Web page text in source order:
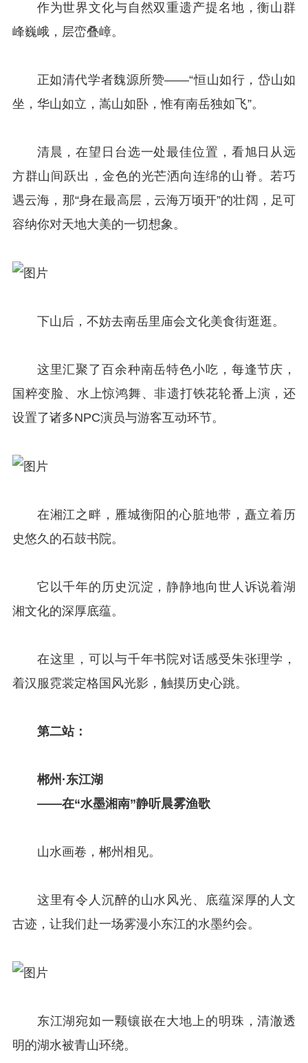
作为世界文化与自然双重遗产提名地，衡山群
峰巍峨，层峦叠嶂。
正如清代学者魏源所赞——“恒山如行，岱山如
坐，华山如立，嵩山如卧，惟有南岳独如飞”。
清晨，在望日台选一处最佳位置，看旭日从远
方群山间跃出，金色的光芒洒向连绵的山脊。若巧
遇云海，那“身在最高层，云海万顷开”的壮阔，足可
容纳你对天地大美的一切想象。
下山后，不妨去南岳里庙会文化美食街逛逛。
这里汇聚了百余种南岳特色小吃，每逢节庆，
国粹变脸、水上惊鸿舞、非遗打铁花轮番上演，还
设置了诸多NPC演员与游客互动环节。
在湘江之畔，雁城衡阳的心脏地带，矗立着历
史悠久的石鼓书院。
它以千年的历史沉淀，静静地向世人诉说着湖
湘文化的深厚底蕴。
在这里，可以与千年书院对话感受朱张理学，
着汉服霓裳定格国风光影，触摸历史心跳。
第二站：
郴州·东江湖
——在“水墨湘南”静听晨雾渔歌
山水画卷，郴州相见。
这里有令人沉醉的山水风光、底蕴深厚的人文
古迹，让我们赴一场雾漫小东江的水墨约会。
东江湖宛如一颗镶嵌在大地上的明珠，清澈透
明的湖水被青山环绕。